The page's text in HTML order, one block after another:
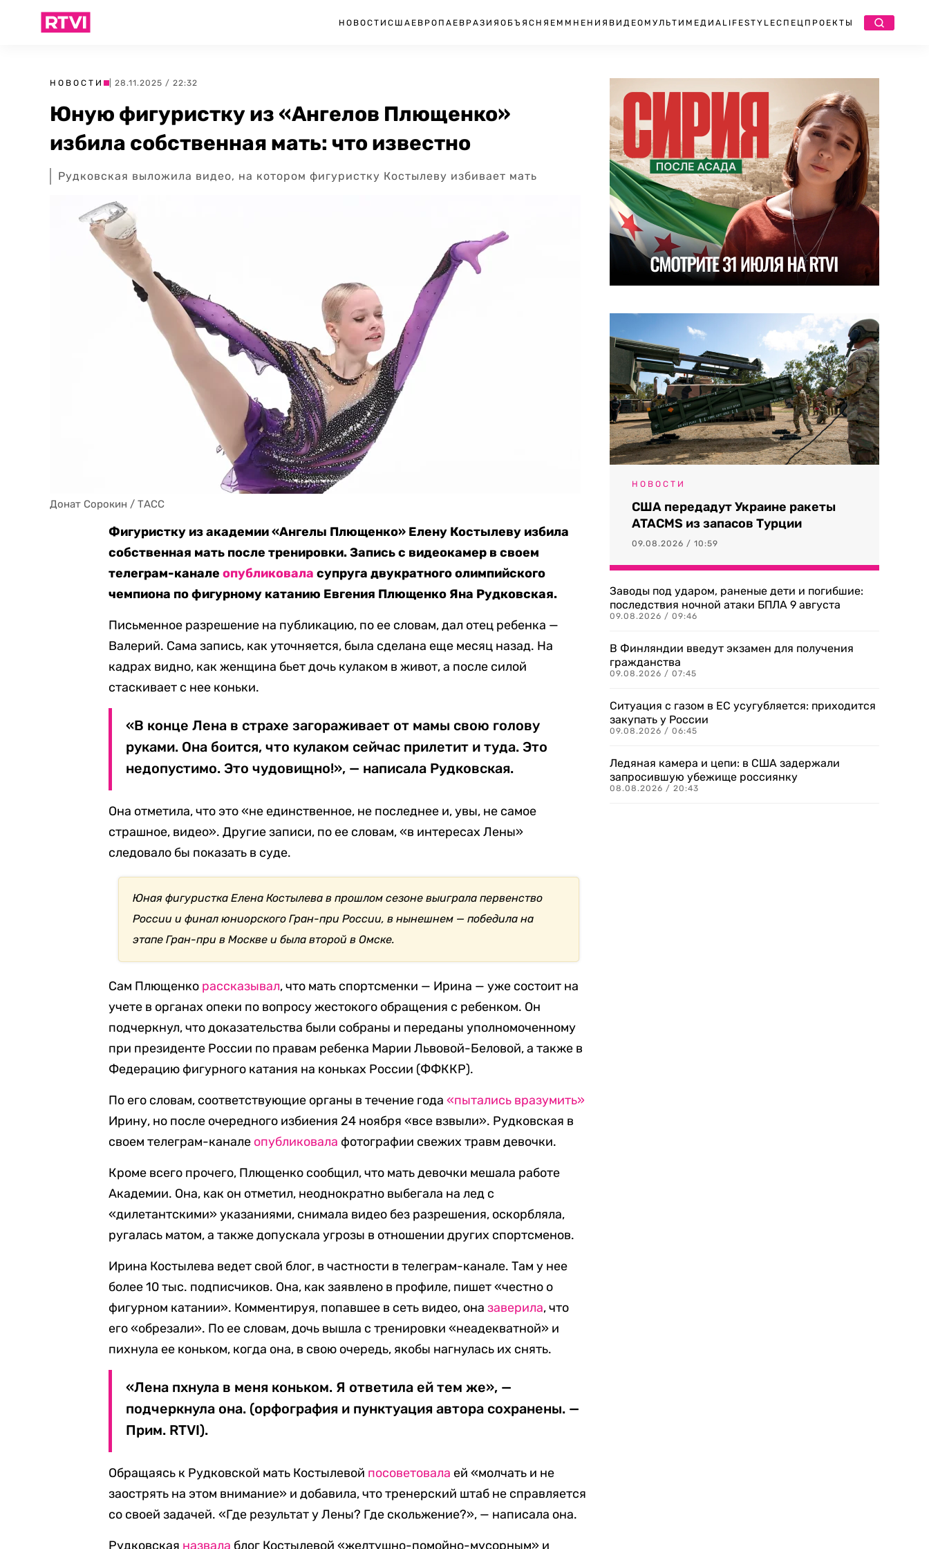
НОВОСТИ США ЕВРОПА ЕВРАЗИЯ ОБЪЯСНЯЕМ МНЕНИЯ ВИДЕО МУЛЬТИМЕДИА LIFESTYLEСПЕЦПРОЕКТЫ
НОВОСТИ | 28.11.2025 / 22:32
Юную фигуристку из «Ангелов Плющенко»
избила собственная мать: что известно
Рудковская выложила видео, на котором фигуристку Костылеву избивает мать
Донат Сорокин / ТАСС
Фигуристку из академии «Ангелы Плющенко» Елену Костылеву избила
собственная мать после тренировки. Запись с видеокамер в своем
телеграм-каналеопубликовала супругадвукратного олимпийского
чемпиона по фигурному катанию Евгения Плющенко Яна Рудковская.
Письменное разрешение на публикацию, по ее словам, дал отец ребенка —
Валерий. Сама запись, как уточняется, была сделана еще месяц назад. На
кадрах видно, как женщина бьет дочь кулаком в живот, а после силой
стаскивает с нее коньки.
«В конце Лена в страхе загораживает от мамы свою голову
руками. Она боится, что кулаком сейчас прилетит и туда. Это
недопустимо. Это чудовищно!», — написала Рудковская.
Она отметила, что это «не единственное, не последнее и, увы, не самое
страшное, видео». Другие записи, по ее словам, «в интересах Лены»
следовало бы показать в суде.
Юная фигуристка Елена Костылева в прошлом сезоне выиграла первенство
России и финал юниорского Гран-при России, в нынешнем — победила на
этапе Гран-при в Москве и была второй в Омске.
Сам Плющенко рассказывал, что мать спортсменки — Ирина — уже состоит на
учете в органах опеки по вопросу жестокого обращения с ребенком. Он
подчеркнул, что доказательства были собраны и переданы уполномоченному
при президенте России по правам ребенка Марии Львовой-Беловой, а также в
Федерацию фигурного катания на коньках России (ФФККР).
По его словам, соответствующие органы в течение года«пытались вразумить»
Ирину, но после очередного избиения 24 ноября «все взвыли». Рудковская в
своем телеграм-канале опубликовала фотографии свежих травм девочки.
Кроме всего прочего, Плющенко сообщил, что мать девочки мешала работе
Академии. Она, как он отметил, неоднократно выбегала на лед с
«дилетантскими» указаниями, снимала видео без разрешения, оскорбляла,
ругалась матом, а также допускала угрозы в отношении других спортсменов.
Ирина Костылева ведет свой блог, в частности в телеграм-канале. Там у нее
более 10 тыс. подписчиков. Она, как заявлено в профиле, пишет «честно о
фигурном катании». Комментируя, попавшее в сеть видео, оназаверила, что
его «обрезали». По ее словам, дочь вышла с тренировки «неадекватной» и
пихнула ее коньком, когда она, в свою очередь, якобы нагнулась их снять.
«Лена пхнула в меня коньком. Я ответила ей тем же», —
подчеркнула она. (орфография и пунктуация автора сохранены. —
Прим. RTVI).
Обращаясь к Рудковской мать Костылевой посоветовала ей «молчать и не
заострять на этом внимание» и добавила, что тренерский штаб не справляется
со своей задачей. «Где результат у Лены? Где скольжение?», — написала она.
Рудковская назвала блог Костылевой «желтушно-помойно-мусорным» и
НОВОСТИ
США передадут Украине ракеты
ATACMS из запасов Турции
09.08.2026 / 10:59
Заводы под ударом, раненые дети и погибшие:
последствия ночной атаки БПЛА 9 августа
09.08.2026 / 09:46
В Финляндии введут экзамен для получения
гражданства
09.08.2026 / 07:45
Ситуация с газом в ЕС усугубляется: приходится
закупать у России
09.08.2026 / 06:45
Ледяная камера и цепи: в США задержали
запросившую убежище россиянку
08.08.2026 / 20:43